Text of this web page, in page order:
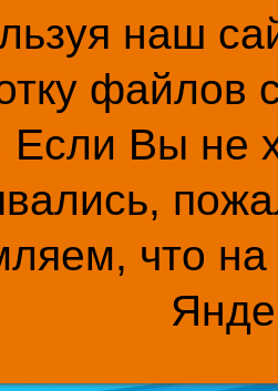
наш
файлов
Если Вы не
что на